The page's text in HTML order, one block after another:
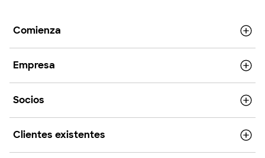
Comienza
Empresa
Socios
Clientes existentes